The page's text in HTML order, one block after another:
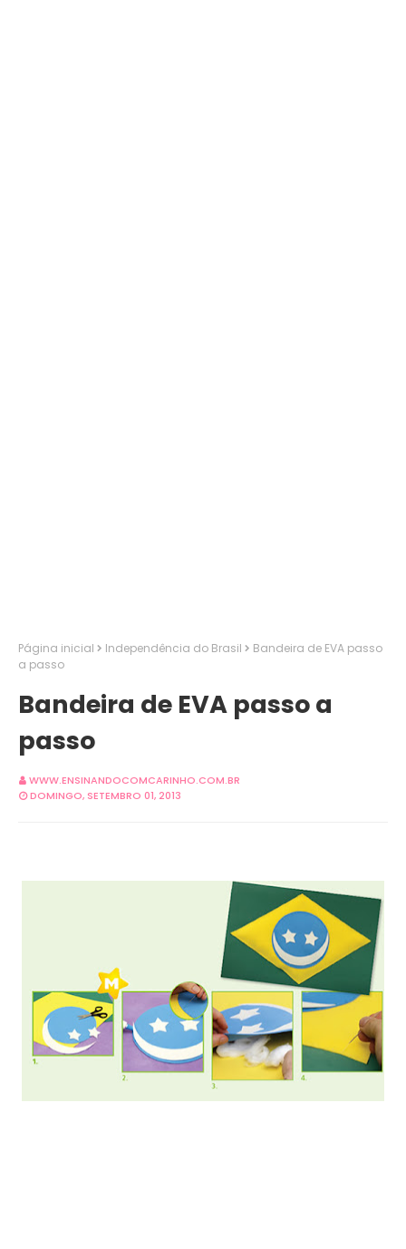
Página inicial Independência do Brasil
Bandeira de EVA passo
a passo
Bandeira de EVA passo a
passo
WWW.ENSINANDOCOMCARINHO.COM.BR
DOMINGO, SETEMBRO 01, 2013